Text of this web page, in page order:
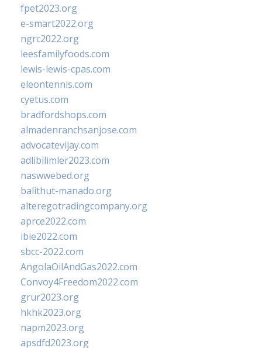
fpet2023.org
e-smart2022.org
ngrc2022.org
leesfamilyfoods.com
lewis-lewis-cpas.com
eleontennis.com
cyetus.com
bradfordshops.com
almadenranchsanjose.com
advocatevijay.com
adlibilimler2023.com
naswwebed.org
balithut-manado.org
alteregotradingcompany.org
aprce2022.com
ibie2022.com
sbcc-2022.com
AngolaOilAndGas2022.com
Convoy4Freedom2022.com
grur2023.org
hkhk2023.org
napm2023.org
apsdfd2023.org